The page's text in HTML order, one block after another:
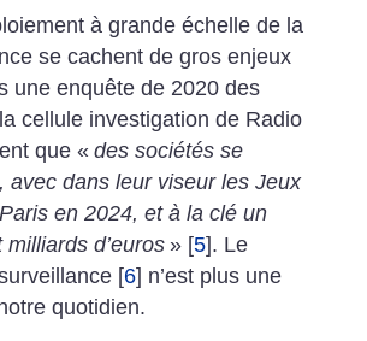
à grande échelle de la
se cachent de gros enjeux
une enquête de 2020 des
cellule investigation de Radio
que « des sociétés se
avec dans leur viseur les Jeux
en 2024, et à la clé un
d’euros » [5]. Le
[6] n’est plus une
quotidien.